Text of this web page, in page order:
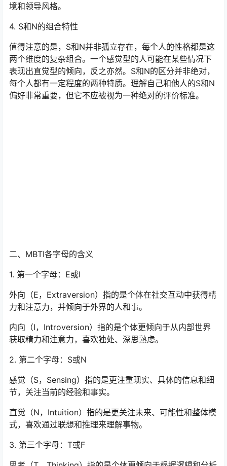
境和领导风格。
4. S和N的组合特性
值得注意的是，S和N并非孤立存在，每个人的性格都是这
两个维度的复杂组合。一个感觉型的人可能在某些情况下
表现出直觉型的倾向，反之亦然。S和N的区分并非绝对，
每个人都有一定程度的两种特质。理解自己和他人的S和N
偏好非常重要，但它不应被视为一种绝对的评价标准。
二、MBTI各字母的含义
1. 第一个字母：E或I
外向（E，Extraversion）指的是个体在社交互动中获得精
力和注意力，并倾向于外界的人和事。
内向（I，Introversion）指的是个体更倾向于从内部世界
获取精力和注意力，喜欢独处、深思熟虑。
2. 第二个字母：S或N
感觉（S，Sensing）指的是更注重现实、具体的信息和细
节，关注当前的经验和事实。
直觉（N，Intuition）指的是更关注未来、可能性和整体模
式，喜欢通过联想和推理来理解事物。
3. 第三个字母：T或F